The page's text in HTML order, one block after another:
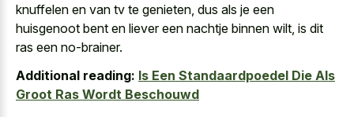
knuffelen en van tv te genieten, dus als je een
huisgenoot bent en liever een nachtje binnen wilt, is dit
ras een no-brainer.
Additional reading: Is Een Standaardpoedel Die Als
Groot Ras Wordt Beschouwd